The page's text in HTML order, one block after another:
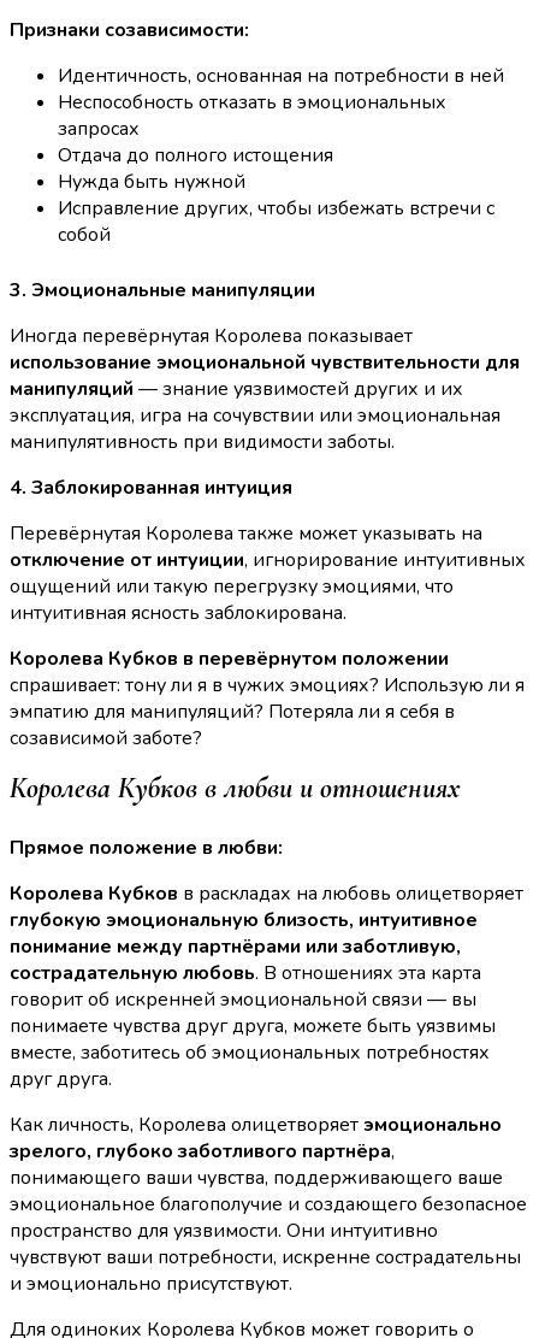
Признаки созависимости:
Идентичность, основанная на потребности в ней
Неспособность отказать в эмоциональных
запросах
Отдача до полного истощения
Нужда быть нужной
Исправление других, чтобы избежать встречи с
собой
3. Эмоциональные манипуляции
Иногда перевёрнутая Королева показывает
использование эмоциональной чувствительности для
манипуляций — знание уязвимостей других и их
эксплуатация, игра на сочувствии или эмоциональная
манипулятивность при видимости заботы.
4. Заблокированная интуиция
Перевёрнутая Королева также может указывать на
отключение от интуиции, игнорирование интуитивных
ощущений или такую перегрузку эмоциями, что
интуитивная ясность заблокирована.
Королева Кубков в перевёрнутом положении
спрашивает: тону ли я в чужих эмоциях? Использую ли я
эмпатию для манипуляций? Потеряла ли я себя в
созависимой заботе?
Королева Кубков в любви и отношениях
Прямое положение в любви:
Королева Кубков в раскладах на любовь олицетворяет
глубокую эмоциональную близость, интуитивное
понимание между партнёрами или заботливую,
сострадательную любовь. В отношениях эта карта
говорит об искренней эмоциональной связи — вы
понимаете чувства друг друга, можете быть уязвимы
вместе, заботитесь об эмоциональных потребностях
друг друга.
Как личность, Королева олицетворяетэмоционально
зрелого, глубоко заботливого партнёра,
понимающего ваши чувства, поддерживающего ваше
эмоциональное благополучие и создающего безопасное
пространство для уязвимости. Они интуитивно
чувствуют ваши потребности, искренне сострадательны
и эмоционально присутствуют.
Для одиноких Королева Кубков может говорить о